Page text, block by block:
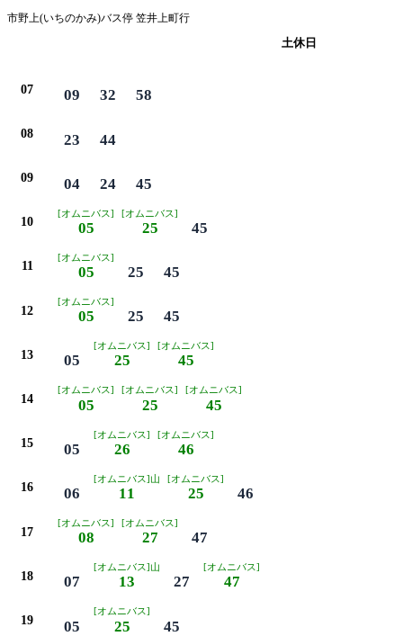
市野上(いちのかみ)バス停 笠井上町行
土休日
07 09 32 58
08 23 44
09 04 24 45
10
[オムニバス]
05
[オムニバス]
25 45
11
[オムニバス]
05 25 45
12
[オムニバス]
05 25 45
13 05
[オムニバス]
25
[オムニバス]
45
14
[オムニバス]
05
[オムニバス]
25
[オムニバス]
45
15 05
[オムニバス]
26
[オムニバス]
46
16 06
[オムニバス]山
11
[オムニバス]
25 46
17
[オムニバス]
08
[オムニバス]
27 47
18 07
[オムニバス]山
13 27
[オムニバス]
47
19 05
[オムニバス]
25 45